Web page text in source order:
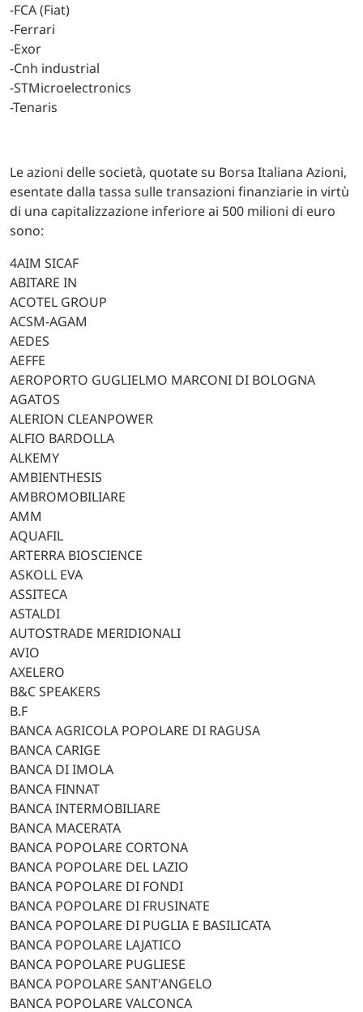
-FCA (Fiat)
-Ferrari
-Exor
-Cnh industrial
-STMicroelectronics
-Tenaris
Le azioni delle società, quotate su Borsa Italiana Azioni,
esentate dalla tassa sulle transazioni finanziarie in virtù
di una capitalizzazione inferiore ai 500 milioni di euro
sono:
4AIM SICAF
ABITARE IN
ACOTEL GROUP
ACSM-AGAM
AEDES
AEFFE
AEROPORTO GUGLIELMO MARCONI DI BOLOGNA
AGATOS
ALERION CLEANPOWER
ALFIO BARDOLLA
ALKEMY
AMBIENTHESIS
AMBROMOBILIARE
AMM
AQUAFIL
ARTERRA BIOSCIENCE
ASKOLL EVA
ASSITECA
ASTALDI
AUTOSTRADE MERIDIONALI
AVIO
AXELERO
B&C SPEAKERS
B.F
BANCA AGRICOLA POPOLARE DI RAGUSA
BANCA CARIGE
BANCA DI IMOLA
BANCA FINNAT
BANCA INTERMOBILIARE
BANCA MACERATA
BANCA POPOLARE CORTONA
BANCA POPOLARE DEL LAZIO
BANCA POPOLARE DI FONDI
BANCA POPOLARE DI FRUSINATE
BANCA POPOLARE DI PUGLIA E BASILICATA
BANCA POPOLARE LAJATICO
BANCA POPOLARE PUGLIESE
BANCA POPOLARE SANT'ANGELO
BANCA POPOLARE VALCONCA